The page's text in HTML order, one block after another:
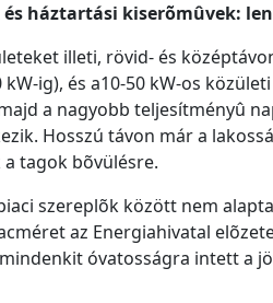
háztartási kiserõmûvek:
illeti, rövid- és
ig), és a10-50 kW-os
a nagyobb teljesítményû
Hosszú távon már a
tagok bõvülésre.
szereplõk között nem
az Energiahivatal
óvatosságra intett a